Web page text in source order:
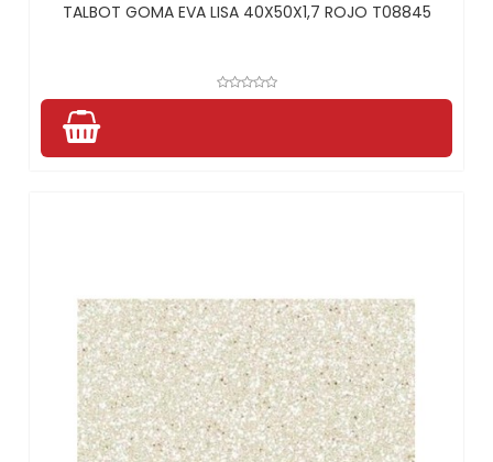
TALBOT GOMA EVA LISA 40X50X1,7 ROJO T08845